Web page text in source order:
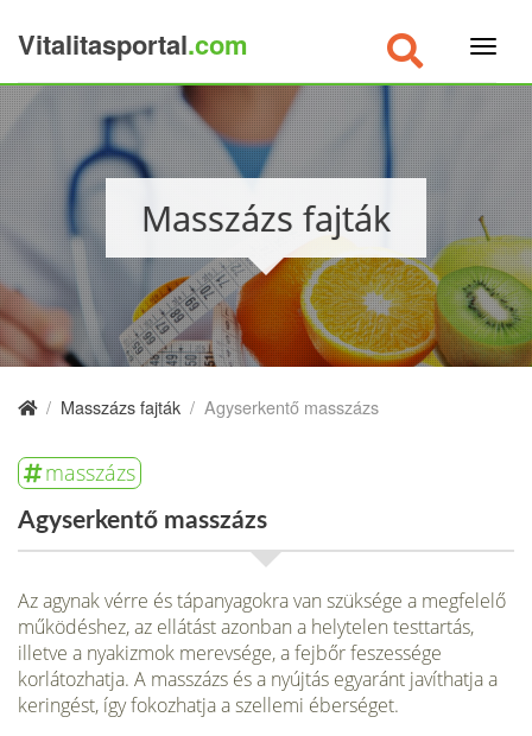
Vitalitasportal.com
Masszázs fajták
/ Masszázs fajták / Agyserkentő masszázs
masszázs
Agyserkentő masszázs
Az agynak vérre és tápanyagokra van szüksége a megfelelő
működéshez, az ellátást azonban a helytelen testtartás,
illetve a nyakizmok merevsége, a fejbőr feszessége
korlátozhatja. A masszázs és a nyújtás egyaránt javíthat­ja a
keringést, így fokozhatja a szellemi éberséget.
×